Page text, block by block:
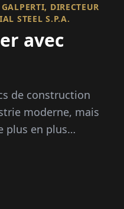
DIRECTEUR
STEEL S.P.A.
avec
de construction
moderne, mais
plus en plus